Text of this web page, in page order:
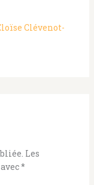
Clévenot-
Les
*